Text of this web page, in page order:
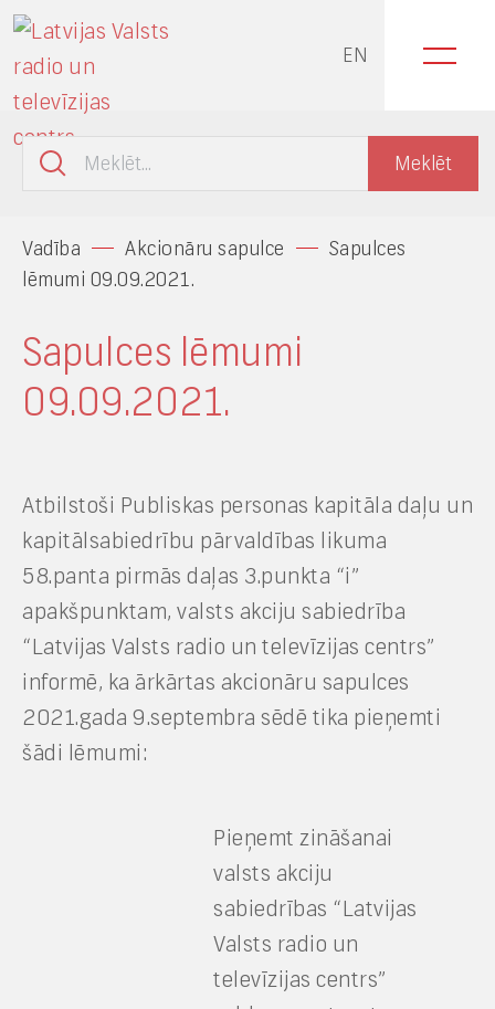
EN
Vadība Akcionāru sapulce
Sapulces
lēmumi 09.09.2021.
Sapulces lēmumi
09.09.2021.
Atbilstoši Publiskas personas kapitāla daļu un
kapitālsabiedrību pārvaldības likuma
58.panta pirmās daļas 3.punkta “i”
apakšpunktam, valsts akciju sabiedrība
“Latvijas Valsts radio un televīzijas centrs”
informē, ka ārkārtas akcionāru sapulces
2021.gada 9.septembra sēdē tika pieņemti
šādi lēmumi:
Pieņemt zināšanai
valsts akciju
sabiedrības “Latvijas
Valsts radio un
televīzijas centrs”